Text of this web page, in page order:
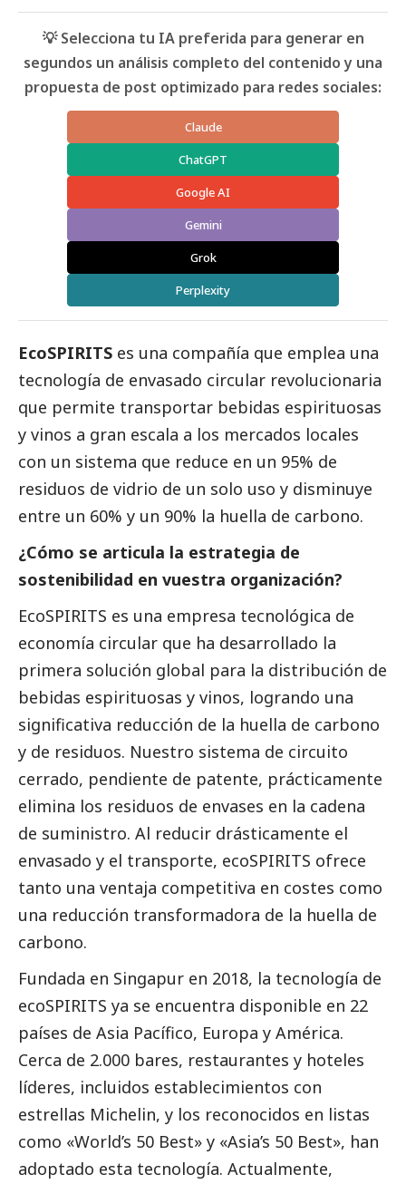
💡 Selecciona tu IA preferida para generar en
segundos un análisis completo del contenido y una
propuesta de post optimizado para redes sociales:
Claude
ChatGPT
Google AI
Gemini
Grok
Perplexity
EcoSPIRITS es una compañía que emplea una
tecnología de envasado circular revolucionaria
que permite transportar bebidas espirituosas
y vinos a gran escala a los mercados locales
con un sistema que reduce en un 95% de
residuos de vidrio de un solo uso y disminuye
entre un 60% y un 90% la huella de carbono.
¿Cómo se articula la estrategia de
sostenibilidad en vuestra organización?
EcoSPIRITS es una empresa tecnológica de
economía circular que ha desarrollado la
primera solución global para la distribución de
bebidas espirituosas y vinos, logrando una
significativa reducción de la huella de carbono
y de residuos. Nuestro sistema de circuito
cerrado, pendiente de patente, prácticamente
elimina los residuos de envases en la cadena
de suministro. Al reducir drásticamente el
envasado y el transporte, ecoSPIRITS ofrece
tanto una ventaja competitiva en costes como
una reducción transformadora de la huella de
carbono.
Fundada en Singapur en 2018, la tecnología de
ecoSPIRITS ya se encuentra disponible en 22
países de Asia Pacífico, Europa y América.
Cerca de 2.000 bares, restaurantes y hoteles
líderes, incluidos establecimientos con
estrellas Michelin, y los reconocidos en listas
como «World’s 50 Best» y «Asia’s 50 Best», han
adoptado esta tecnología. Actualmente,